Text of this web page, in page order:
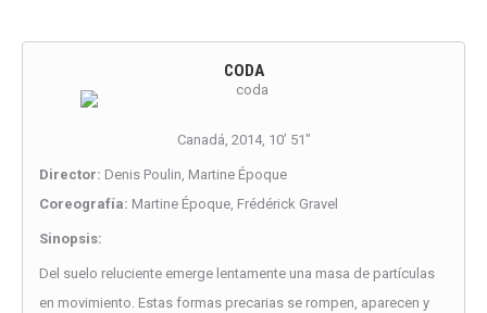
CODA
Canadá, 2014, 10’ 51″
Director: Denis Poulin, Martine Époque
Coreografía: Martine Époque, Frédérick Gravel
Sinopsis:
Del suelo reluciente emerge lentamente una masa de partículas
en movimiento. Estas formas precarias se rompen, aparecen y